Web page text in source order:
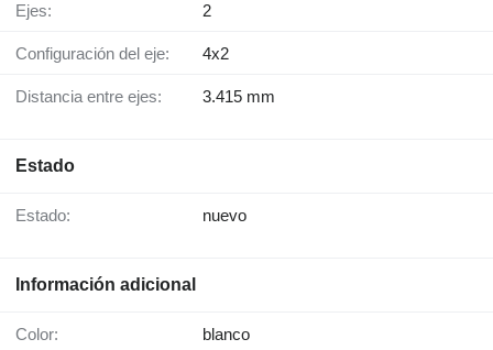
Ejes: 2
Configuración del eje: 4x2
Distancia entre ejes: 3.415 mm
Estado
Estado: nuevo
Información adicional
Color: blanco